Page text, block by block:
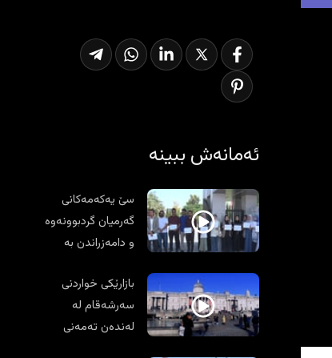
ئەمانەش ببینە
سێ یەکەمەکانی
گەرمیان گردبوونەوە
و دامەزراندن بە
بازارێکی خواردنی
سەرشەقام لە
لەندەن تەمەنی